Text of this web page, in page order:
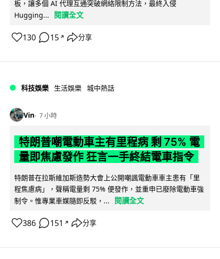
板，讓多個 AI 代理互通突破網絡限制方法，最終入侵
Hugging...
閱讀全文
130 15 ↗ 分享
科技娛樂 生活娛樂 城中熱話
Vin 7 小時
特朗普嘲電動車主有里程病 剩 75% 電
量即焦慮發作 狂言一手終結電車指令
特朗普在拉斯維加斯造勢大會上公開嘲諷電動車車主患有「里
程焦慮病」，聲稱電量剩 75% 便發作，並重申已廢除電動車強
制令。惟專業車媒隨即反駁，...
閱讀全文
386 151 ↗ 分享